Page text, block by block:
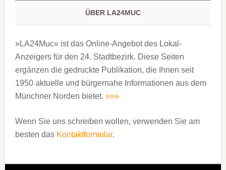
ÜBER LA24MUC
»LA24Muc« ist das Online-Angebot des Lokal-
Anzeigers für den 24. Stadtbezirk. Diese Seiten
ergänzen die gedruckte Publi­kation, die Ihnen seit
1950 aktuelle und bürgernahe Informationen aus dem
Münchner Norden bietet. »»»
Wenn Sie uns schreiben wollen, verwenden Sie am
besten das Kontaktformular.